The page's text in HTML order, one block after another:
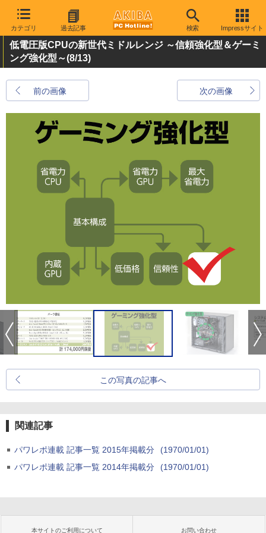
カテゴリ 過去記事 検索 Impressサイト
低電圧版CPUの新世代ミドルレンジ ～信頼強化型＆ゲーミ
ング強化型～(8/13)
前の画像 次の画像
この写真の記事へ
関連記事
パワレポ連載 記事一覧 2015年掲載分
(1970/01/01)
パワレポ連載 記事一覧 2014年掲載分
(1970/01/01)
本サイトのご利用について お問い合わせ